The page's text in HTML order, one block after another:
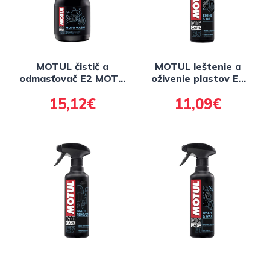
MOTUL čistič a
odmasťovač E2 MOTO
15,12€
MOTUL leštenie a
oživenie plastov E5
ml
11,09€